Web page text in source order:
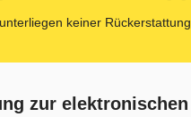
keiner Rückerstattung
zur elektronischen